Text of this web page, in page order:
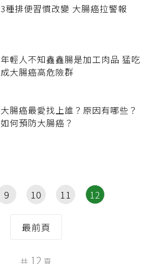
3種排便習慣改變 大腸癌拉警報
年輕人不知鑫鑫腸是加工肉品 猛吃
成大腸癌高危險群
大腸癌最愛找上誰？原因有哪些？
如何預防大腸癌？
最前頁
9 10 11 12
共 12 頁